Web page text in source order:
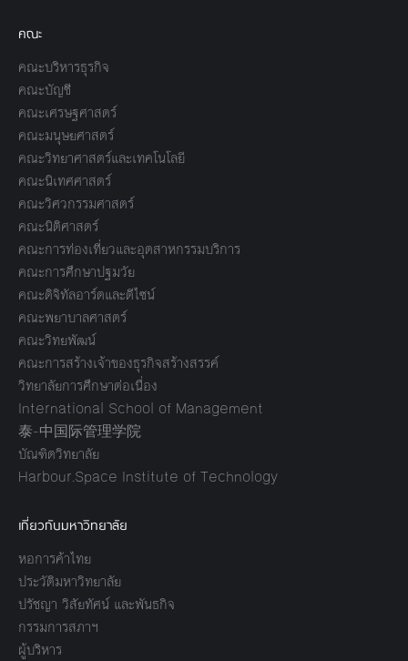
คณะ
คณะบริหารธุรกิจ
คณะบัญชี
คณะเศรษฐศาสตร์
คณะมนุษยศาสตร์
คณะวิทยาศาสตร์และเทคโนโลยี
คณะนิเทศศาสตร์
คณะวิศวกรรมศาสตร์
คณะนิติศาสตร์
คณะการท่องเที่ยวและอุตสาหกรรมบริการ
คณะการศึกษาปฐมวัย
คณะดิจิทัลอาร์ตและดีไซน์
คณะพยาบาลศาสตร์
คณะวิทยพัฒน์
คณะการสร้างเจ้าของธุรกิจสร้างสรรค์
วิทยาลัยการศึกษาต่อเนื่อง
International School of Management
泰-中国际管理学院
บัณฑิตวิทยาลัย
Harbour.Space Institute of Technology
เกี่ยวกับมหาวิทยาลัย
หอการค้าไทย
ประวัติมหาวิทยาลัย
ปรัชญา วิสัยทัศน์ และพันธกิจ
กรรมการสภาฯ
ผู้บริหาร